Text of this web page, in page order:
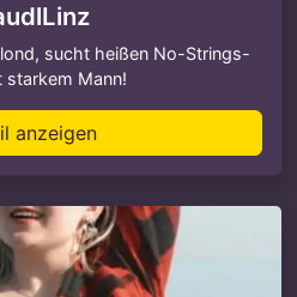
sucht heißen No-Strings-
starkem Mann!
anzeigen